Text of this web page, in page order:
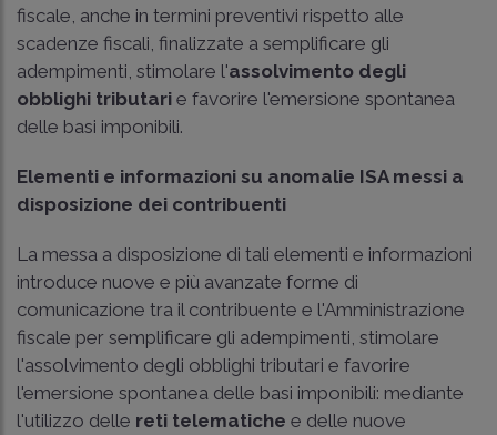
fiscale, anche in termini preventivi rispetto alle
scadenze fiscali, finalizzate a semplificare gli
adempimenti, stimolare l'assolvimento degli
obblighi tributari e favorire l'emersione spontanea
delle basi imponibili.
Elementi e informazioni su anomalie ISA messi a
disposizione dei contribuenti
La messa a disposizione di tali elementi e informazioni
introduce nuove e più avanzate forme di
comunicazione tra il contribuente e l'Amministrazione
fiscale per semplificare gli adempimenti, stimolare
l'assolvimento degli obblighi tributari e favorire
l'emersione spontanea delle basi imponibili: mediante
l'utilizzo delle reti telematiche e delle nuove